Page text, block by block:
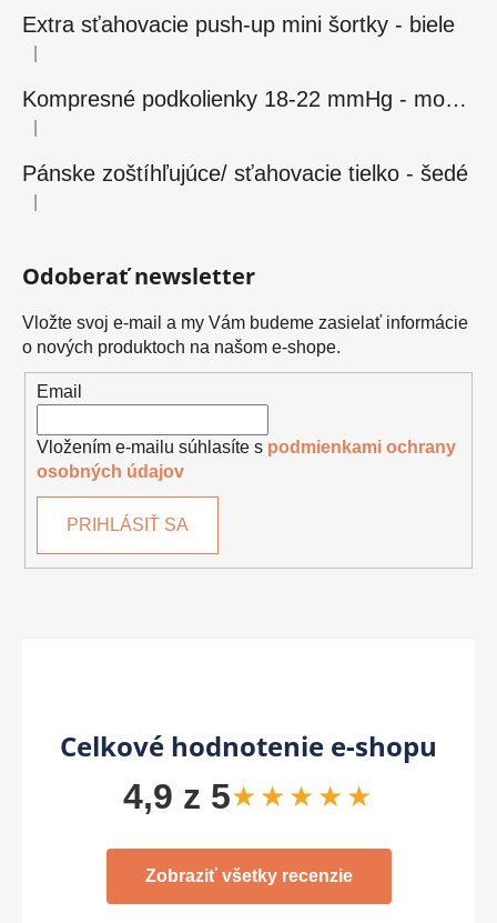
Extra sťahovacie push-up mini šortky - biele
Hodnotenie produktu je 5 z 5 hviezdičiek.
Kompresné podkolienky 18-22 mmHg - modré
Hodnotenie produktu je 5 z 5 hviezdičiek.
Pánske zoštíhľujúce/ sťahovacie tielko - šedé
Hodnotenie produktu je 5 z 5 hviezdičiek.
Odoberať newsletter
Vložte svoj e-mail a my Vám budeme zasielať informácie
o nových produktoch na našom e-shope.
Email
Vložením e-mailu súhlasíte s podmienkami ochrany
osobných údajov
PRIHLÁSIŤ SA
Celkové hodnotenie e-shopu
4,9 z 5★★★★★
Zobraziť všetky recenzie